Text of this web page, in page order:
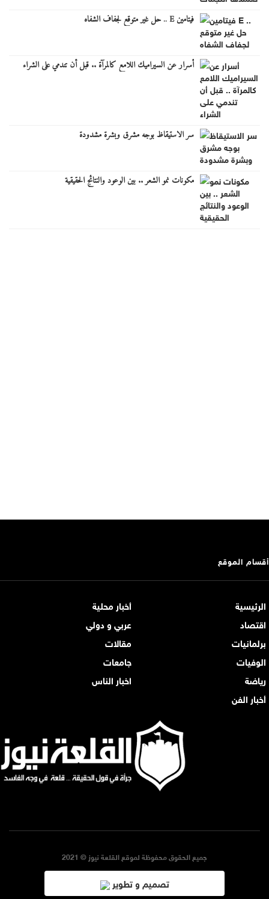
فيتامين E .. حل غير متوقع لجفاف الشفاه
أسرار عن السيراميك اللامع كالمرآة .. قبل أن تندمي على الشراء
سر الاستيقاظ بوجه مشرق وبشرة مشدودة
مكونات نمو الشعر .. بين الوعود والنتائج الحقيقية
أقسام الموقع
الرئيسية
أخبار محلية
اقتصاد
عربي و دولي
برلمانيات
مقالات
الوفيات
جامعات
رياضة
اخبار الناس
أخبار الفن
جميع الحقوق محفوظة لموقع القلعة نيوز © 2021
تصميم و تطوير